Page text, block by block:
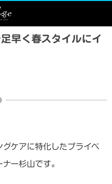
早く春スタイルにイ
ケアに特化したプライベ
ー杉山です。